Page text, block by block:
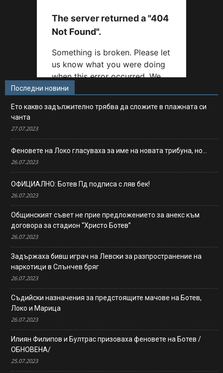
Последни новини
Ето какво задължително трябва да сложите в плажната си
чанта
27.07.2023
Феновете на Локо гласуваха за име на новата трибуна, но…
26.07.2023
ОФИЦИАЛНО: Ботев Пд подписа с ляв бек!
26.07.2023
Общинският съвет не прие предложението за анекс към
договора за стадион “Христо Ботев”
26.07.2023
Задържаха бивш играч на Левски за разпространение на
наркотици в Слънчев бряг
26.07.2023
Съдийски назначения за предстоящите мачове на Ботев,
Локо и Марица
26.07.2023
Илиян Филипов и Бултрас призоваха феновете на Ботев /
ОБНОВЕНА/
25.07.2023